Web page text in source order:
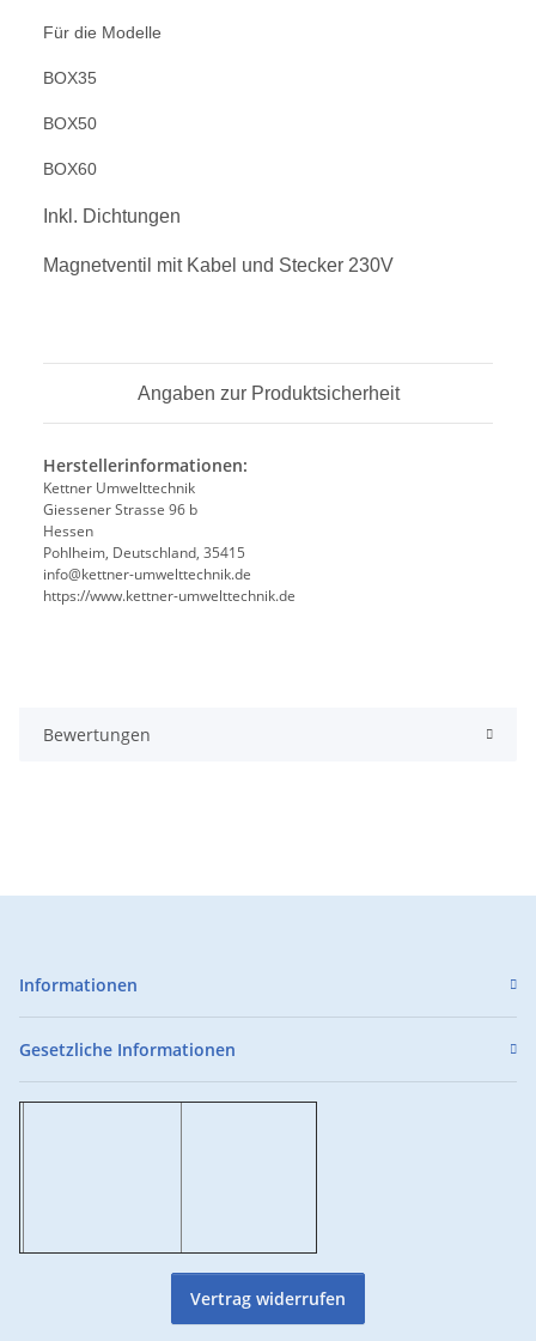
Für die Modelle
BOX35
BOX50
BOX60
Inkl. Dichtungen
Magnetventil mit Kabel und Stecker 230V
Angaben zur Produktsicherheit
Herstellerinformationen:
Kettner Umwelttechnik
Giessener Strasse 96 b
Hessen
Pohlheim, Deutschland, 35415
info@kettner-umwelttechnik.de
https://www.kettner-umwelttechnik.de
Bewertungen
Informationen
Gesetzliche Informationen
Vertrag widerrufen